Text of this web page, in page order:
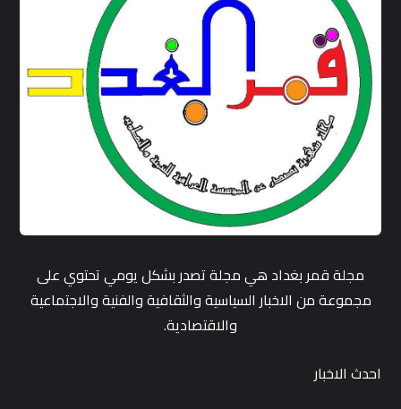
مجلة قمر بغداد هي مجلة تصدر بشكل يومي تحتوي على
مجموعة من الاخبار السياسية والثقافية والفنية والاجتماعية
والاقتصادية.
احدث الاخبار